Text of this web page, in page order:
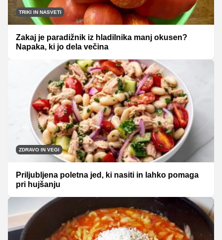
TRIKI IN NASVETI
Zakaj je paradižnik iz hladilnika manj okusen?
Napaka, ki jo dela večina
ZDRAVO IN VEGI
Priljubljena poletna jed, ki nasiti in lahko pomaga
pri hujšanju